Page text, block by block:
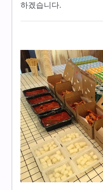
하겠습니다.